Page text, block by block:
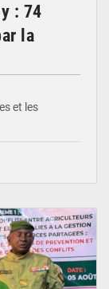
: 74
la
et les